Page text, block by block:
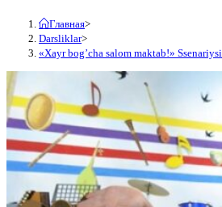
Главная>
Darsliklar>
«Xayr bog’cha salom maktab!» Ssenariysi